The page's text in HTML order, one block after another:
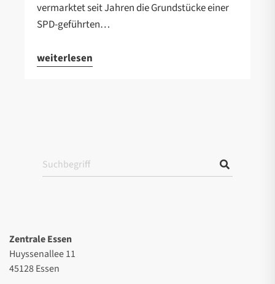
vermarktet seit Jahren die Grundstücke einer
SPD-geführten…
weiterlesen
Zentrale Essen
Huyssenallee 11
45128 Essen